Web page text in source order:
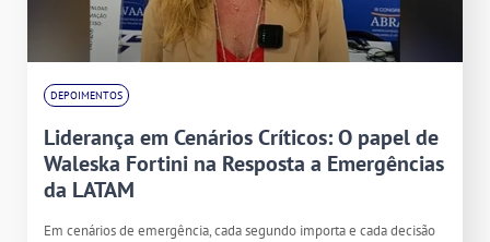
DEPOIMENTOS
Liderança em Cenários Críticos: O papel de
Waleska Fortini na Resposta a Emergências
da LATAM
Em cenários de emergência, cada segundo importa e cada decisão